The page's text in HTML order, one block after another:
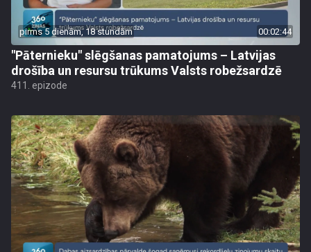
pirms 5 dienām, 18 stundām 00:02:44
"Pāternieku" slēgšanas pamatojums – Latvijas
drošība un resursu trūkums Valsts robežsardzē
411. epizode